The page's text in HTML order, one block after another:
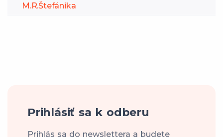
M.R.Štefánika
Prihlásiť sa k odberu
Prihlás sa do newslettera a budete